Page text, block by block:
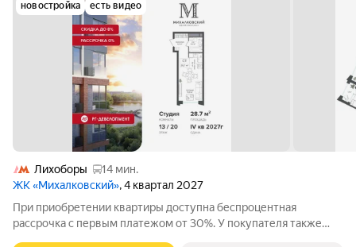
новостройка есть видео
Лихоборы
14 мин.
ЖК «Михалковский», 4 квартал 2027
При приобретении квартиры доступна беспроцентная
рассрочка с первым платежом от 30%. У покупателя также